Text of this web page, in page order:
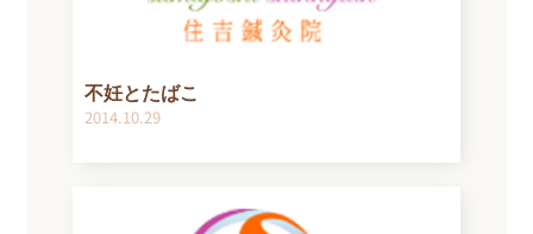
不妊とたばこ
2014.10.29